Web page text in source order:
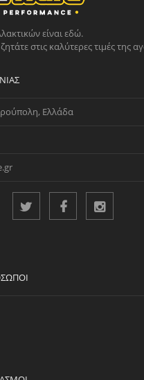
είναι εδώ.
στις καλύτερες τιμές της
Ελλάδα